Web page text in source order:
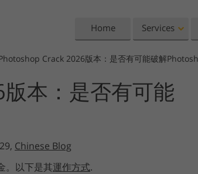
Home Services
Presets
Presets
Photoshop Actions
Entire Ps Actions
Crack 2026版本：是否有可能破解
版本：是否有可能
Chinese Blog
。以下是其運作方式.